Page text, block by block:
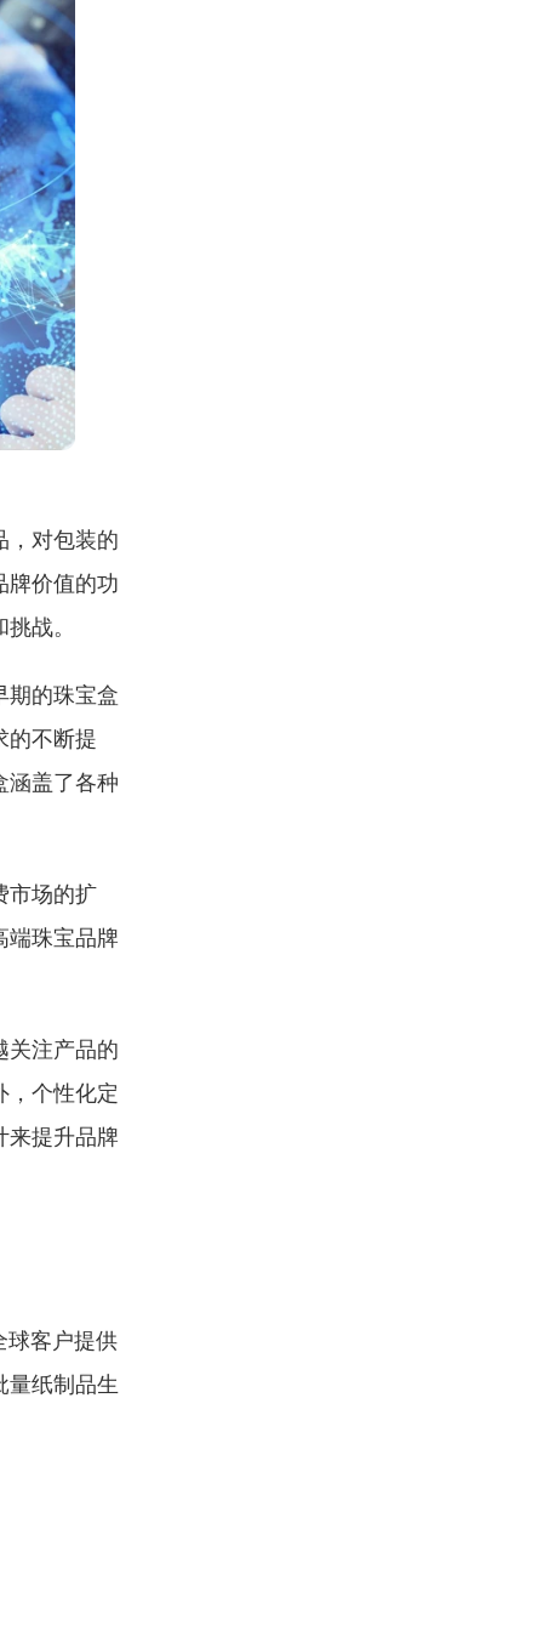
，对包装的
牌价值的功
战。
期的珠宝盒
的不断提
涵盖了各种
市场的扩
端珠宝品牌
关注产品的
，个性化定
来提升品牌
球客户提供
量纸制品生